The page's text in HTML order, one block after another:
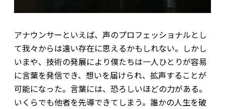
アナウンサーといえば、声のプロフェッショナルとし
て我々からは遠い存在に思えるかもしれない。しかし
いまや、技術の発展により僕たちは一人ひとりが容易
に言葉を発信でき、想いを届けられ、拡声することが
可能になった。言葉には、恐ろしいほどの力がある。
いくらでも他者を先導できてしまう。誰かの人生を破